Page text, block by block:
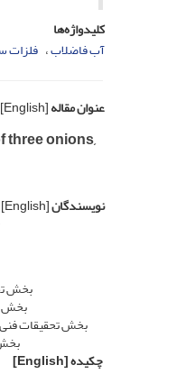
کلیدواژه‌ها
آب فاضلاب فلزات
عنوان مقاله[English]
three onions,
نویسندگان[English]
بخش
بخش
بخش تحقیقات فنی
چکیده[English]